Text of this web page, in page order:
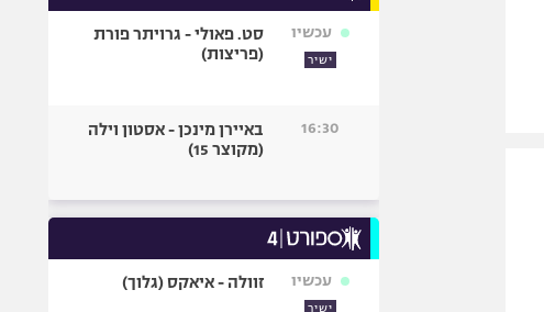
עכשיו
ישיר
סט. פאולי - גרויתר פורת
(פריצות)
16:30
באיירן מינכן - אסטון וילה
(מקוצר 15)
עכשיו
ישיר
זוולה - איאקס (גלוך)